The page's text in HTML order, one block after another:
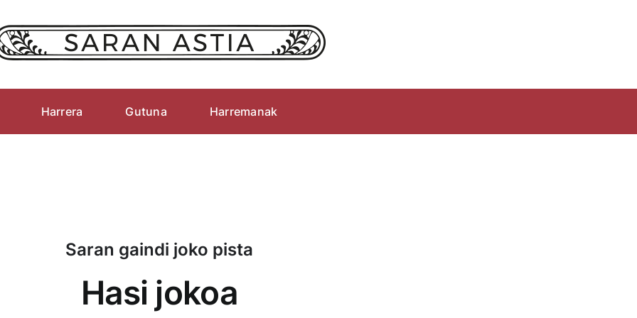
Harrera Gutuna Harremanak
Saran gaindi joko pista
Hasi jokoa